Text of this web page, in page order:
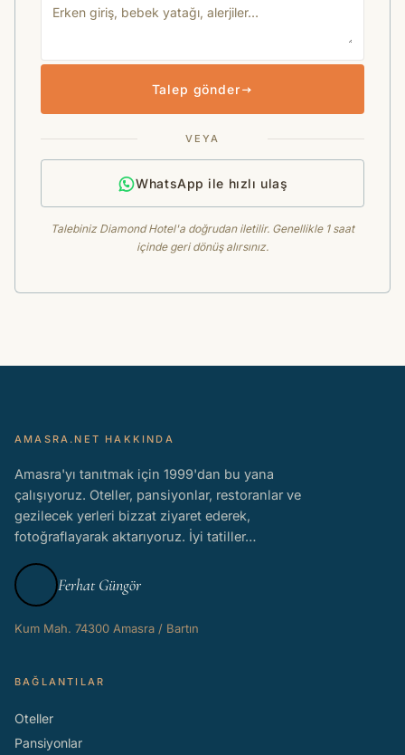
Talep gönder
VEYA
WhatsApp ile hızlı ulaş
Talebiniz Diamond Hotel'a doğrudan iletilir. Genellikle 1 saat
içinde geri dönüş alırsınız.
AMASRA.NET HAKKINDA
Amasra'yı tanıtmak için 1999'dan bu yana
çalışıyoruz. Oteller, pansiyonlar, restoranlar ve
gezilecek yerleri bizzat ziyaret ederek,
fotoğraflayarak aktarıyoruz. İyi tatiller…
Ferhat Güngör
Kum Mah. 74300 Amasra / Bartın
BAĞLANTILAR
Oteller
Pansiyonlar